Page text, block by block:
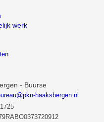
werk
- Buurse
haaksbergen.nl
574 1725